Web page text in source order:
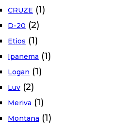
CRUZE (1)
D-20 (2)
Etios (1)
Ipanema (1)
Logan (1)
Luv (2)
Meriva (1)
Montana (1)